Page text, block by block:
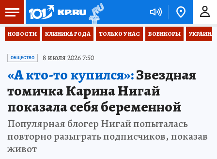
НОВОСТИ КЛИНИКА ГОДА ТОЛЬКО У НАС ВОЕНКОРЫ
ОБЩЕСТВО 8 июля 2026 7:50
«А кто-то купился»:Звездная
томичка Карина Нигай
показала себя беременной
Популярная блогер Нигай попыталась
повторно разыграть подписчиков, показав
живот